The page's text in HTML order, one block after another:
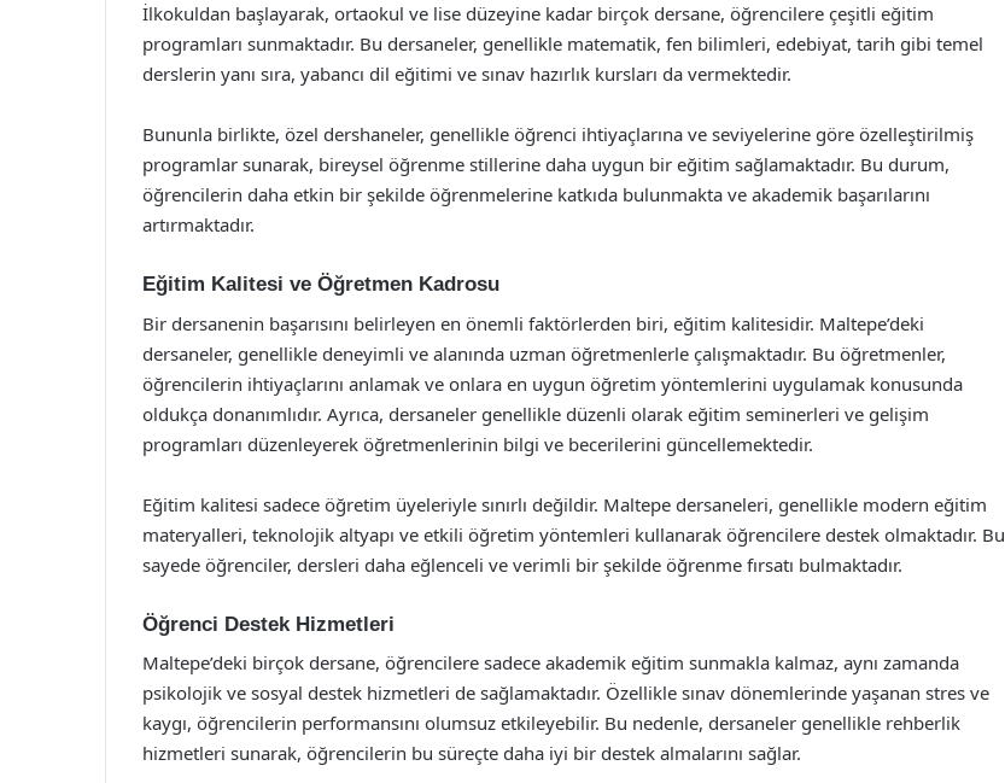
İlkokuldan başlayarak, ortaokul ve lise düzeyine kadar birçok dersane, öğrencilere çeşitli eğitim
programları sunmaktadır. Bu dersaneler, genellikle matematik, fen bilimleri, edebiyat, tarih gibi temel
derslerin yanı sıra, yabancı dil eğitimi ve sınav hazırlık kursları da vermektedir.
Bununla birlikte, özel dershaneler, genellikle öğrenci ihtiyaçlarına ve seviyelerine göre özelleştirilmiş
programlar sunarak, bireysel öğrenme stillerine daha uygun bir eğitim sağlamaktadır. Bu durum,
öğrencilerin daha etkin bir şekilde öğrenmelerine katkıda bulunmakta ve akademik başarılarını
artırmaktadır.
Eğitim Kalitesi ve Öğretmen Kadrosu
Bir dersanenin başarısını belirleyen en önemli faktörlerden biri, eğitim kalitesidir. Maltepe’deki
dersaneler, genellikle deneyimli ve alanında uzman öğretmenlerle çalışmaktadır. Bu öğretmenler,
öğrencilerin ihtiyaçlarını anlamak ve onlara en uygun öğretim yöntemlerini uygulamak konusunda
oldukça donanımlıdır. Ayrıca, dersaneler genellikle düzenli olarak eğitim seminerleri ve gelişim
programları düzenleyerek öğretmenlerinin bilgi ve becerilerini güncellemektedir.
Eğitim kalitesi sadece öğretim üyeleriyle sınırlı değildir. Maltepe dersaneleri, genellikle modern eğitim
materyalleri, teknolojik altyapı ve etkili öğretim yöntemleri kullanarak öğrencilere destek olmaktadır. Bu
sayede öğrenciler, dersleri daha eğlenceli ve verimli bir şekilde öğrenme fırsatı bulmaktadır.
Öğrenci Destek Hizmetleri
Maltepe’deki birçok dersane, öğrencilere sadece akademik eğitim sunmakla kalmaz, aynı zamanda
psikolojik ve sosyal destek hizmetleri de sağlamaktadır. Özellikle sınav dönemlerinde yaşanan stres ve
kaygı, öğrencilerin performansını olumsuz etkileyebilir. Bu nedenle, dersaneler genellikle rehberlik
hizmetleri sunarak, öğrencilerin bu süreçte daha iyi bir destek almalarını sağlar.